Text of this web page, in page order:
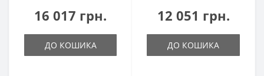
16 017 грн.
ДО КОШИКА
12 051 грн.
ДО КОШИКА